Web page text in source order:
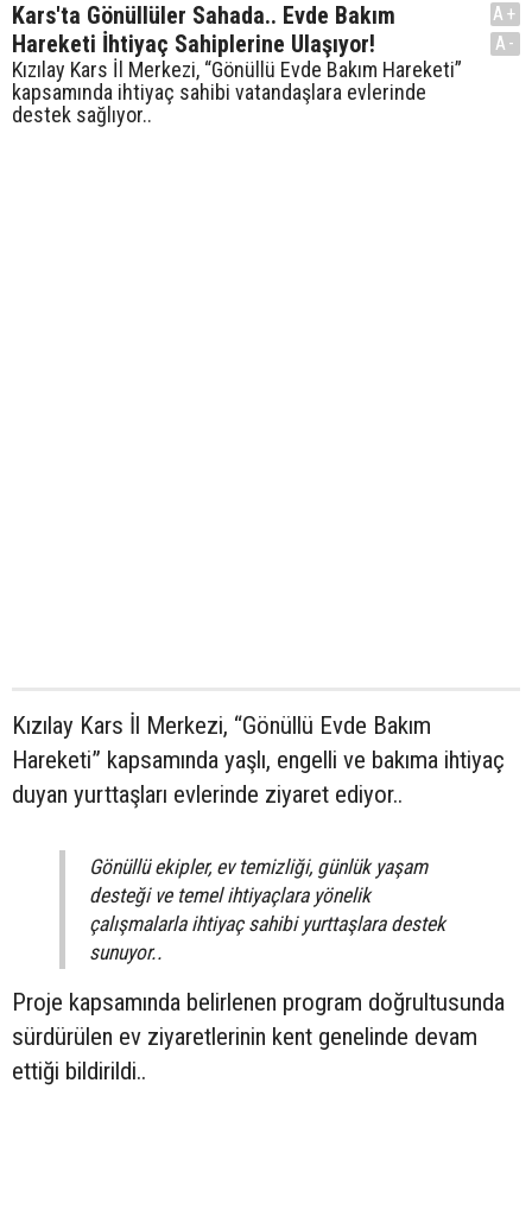
Kars'ta Gönüllüler Sahada.. Evde Bakım
Hareketi İhtiyaç Sahiplerine Ulaşıyor!
Kızılay Kars İl Merkezi, “Gönüllü Evde Bakım Hareketi”
kapsamında ihtiyaç sahibi vatandaşlara evlerinde
destek sağlıyor..
A+
A-
Kızılay Kars İl Merkezi, “Gönüllü Evde Bakım
Hareketi” kapsamında yaşlı, engelli ve bakıma ihtiyaç
duyan yurttaşları evlerinde ziyaret ediyor..
Gönüllü ekipler, ev temizliği, günlük yaşam
desteği ve temel ihtiyaçlara yönelik
çalışmalarla ihtiyaç sahibi yurttaşlara destek
sunuyor..
Proje kapsamında belirlenen program doğrultusunda
sürdürülen ev ziyaretlerinin kent genelinde devam
ettiği bildirildi..